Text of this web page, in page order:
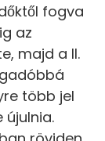
fogva
az
majd a II.
több jel
újulnia.